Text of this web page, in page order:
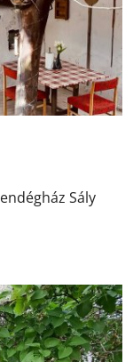
Sály